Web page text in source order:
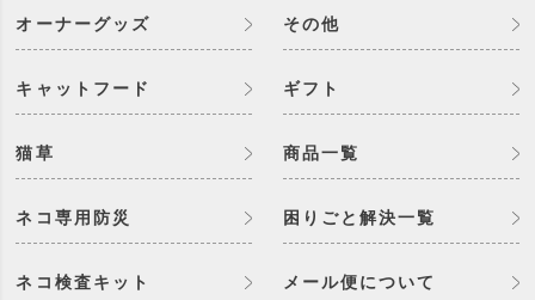
オーナーグッズ
キャットフード
猫草
ネコ専用防災
ネコ検査キット
その他
ギフト
商品一覧
困りごと解決一覧
メール便について